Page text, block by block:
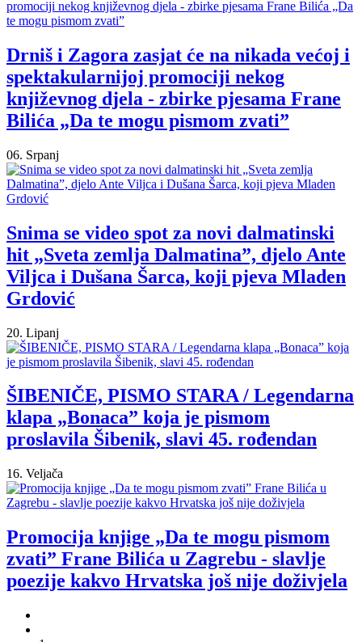
Drniš i Zagora zasjat će na nikada većoj i
spektakularnijoj promociji nekog
književnog djela - zbirke pjesama Frane
Bilića „Da te mogu pismom zvati”
06. Srpanj
Snima se video spot za novi dalmatinski
hit „Sveta zemlja Dalmatina”, djelo Ante
Viljca i Dušana Šarca, koji pjeva Mladen
Grdović
20. Lipanj
ŠIBENIČE, PISMO STARA / Legendarna
klapa „Bonaca” koja je pismom
proslavila Šibenik, slavi 45. rođendan
16. Veljača
Promocija knjige „Da te mogu pismom
zvati” Frane Bilića u Zagrebu - slavlje
poezije kakvo Hrvatska još nije doživjela